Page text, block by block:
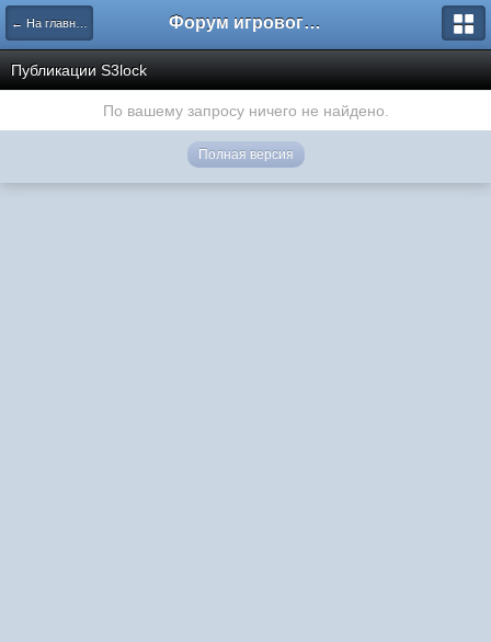
← На главную Форум игрового проекта Riverrise
Публикации S3lock
По вашему запросу ничего не найдено.
Полная версия